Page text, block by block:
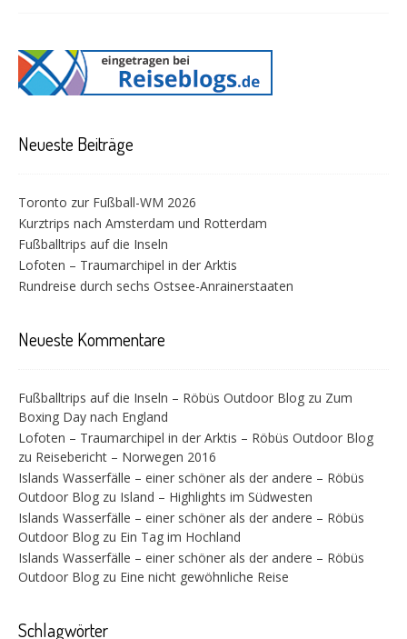
Neueste Beiträge
Toronto zur Fußball-WM 2026
Kurztrips nach Amsterdam und Rotterdam
Fußballtrips auf die Inseln
Lofoten – Traumarchipel in der Arktis
Rundreise durch sechs Ostsee-Anrainerstaaten
Neueste Kommentare
Fußballtrips auf die Inseln – Röbüs Outdoor Blog zu Zum
Boxing Day nach England
Lofoten – Traumarchipel in der Arktis – Röbüs Outdoor Blog
zu Reisebericht – Norwegen 2016
Islands Wasserfälle – einer schöner als der andere – Röbüs
Outdoor Blog zu Island – Highlights im Südwesten
Islands Wasserfälle – einer schöner als der andere – Röbüs
Outdoor Blog zu Ein Tag im Hochland
Islands Wasserfälle – einer schöner als der andere – Röbüs
Outdoor Blog zu Eine nicht gewöhnliche Reise
Schlagwörter